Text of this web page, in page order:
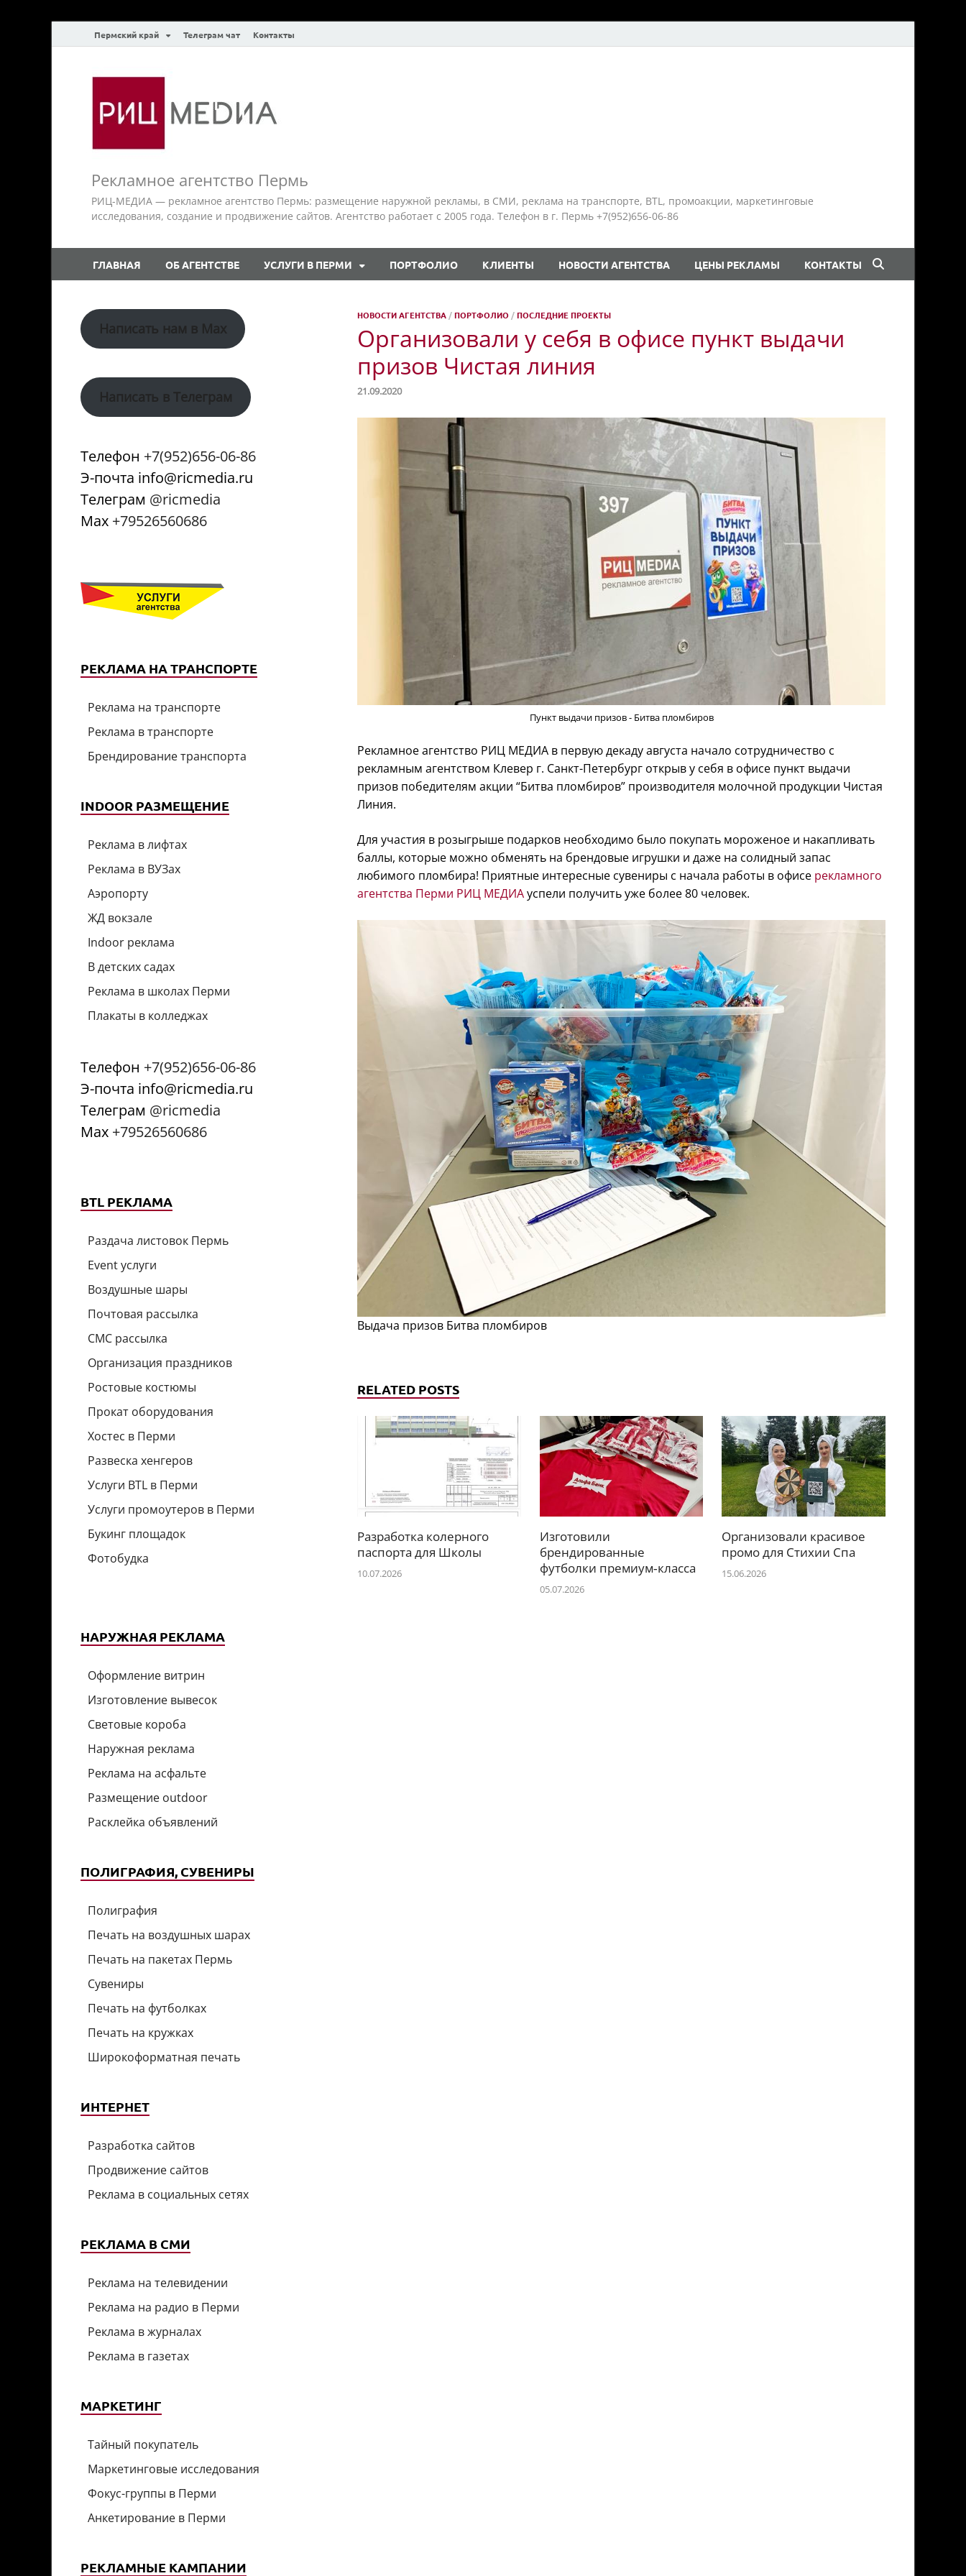
Пермский край Телеграм чат Контакты
Рекламное агентство Пермь
РИЦ-МЕДИА — рекламное агентство Пермь: размещение наружной рекламы, в СМИ, реклама на транспорте, BTL, промоакции, маркетинговые
исследования, создание и продвижение сайтов. Агентство работает с 2005 года. Телефон в г. Пермь +7(952)656-06-86
ГЛАВНАЯ ОБ АГЕНТСТВЕ УСЛУГИ В ПЕРМИ ПОРТФОЛИО КЛИЕНТЫ НОВОСТИ АГЕНТСТВА ЦЕНЫ РЕКЛАМЫ КОНТАКТЫ
НОВОСТИ АГЕНТСТВА /ПОРТФОЛИО /ПОСЛЕДНИЕ ПРОЕКТЫ
Организовали у себя в офисе пункт выдачи
призов Чистая линия
21.09.2020
Пункт выдачи призов - Битва пломбиров
Рекламное агентство РИЦ МЕДИА в первую декаду августа начало сотрудничество с
рекламным агентством Клевер г. Санкт-Петербург открыв у себя в офисе пункт выдачи
призов победителям акции “Битва пломбиров” производителя молочной продукции Чистая
Линия.
Для участия в розыгрыше подарков необходимо было покупать мороженое и накапливать
баллы, которые можно обменять на брендовые игрушки и даже на солидный запас
любимого пломбира! Приятные интересные сувениры с начала работы в офисе рекламного
агентства Перми РИЦ МЕДИАуспели получить уже более 80 человек.
Выдача призов Битва пломбиров
RELATED POSTS
Разработка колерного
паспорта для Школы
10.07.2026
Изготовили
брендированные
футболки премиум‑класса
05.07.2026
Организовали красивое
промо для Стихии Спа
15.06.2026
Написать нам в Max
Написать в Телеграм
Телефон +7(952)656-06-86
Э-почта info@ricmedia.ru
Телеграм @ricmedia
Мах +79526560686
РЕКЛАМА НА ТРАНСПОРТЕ
Реклама на транспорте
Реклама в транспорте
Брендирование транспорта
INDOOR РАЗМЕЩЕНИЕ
Реклама в лифтах
Реклама в ВУЗах
Аэропорту
ЖД вокзале
Indoor реклама
В детских садах
Реклама в школах Перми
Плакаты в колледжах
Телефон +7(952)656-06-86
Э-почта info@ricmedia.ru
Телеграм @ricmedia
Мах +79526560686
BTL РЕКЛАМА
Раздача листовок Пермь
Event услуги
Воздушные шары
Почтовая рассылка
СМС рассылка
Организация праздников
Ростовые костюмы
Прокат оборудования
Хостес в Перми
Развеска хенгеров
Услуги BTL в Перми
Услуги промоутеров в Перми
Букинг площадок
Фотобудка
НАРУЖНАЯ РЕКЛАМА
Оформление витрин
Изготовление вывесок
Световые короба
Наружная реклама
Реклама на асфальте
Размещение outdoor
Расклейка объявлений
ПОЛИГРАФИЯ, СУВЕНИРЫ
Полиграфия
Печать на воздушных шарах
Печать на пакетах Пермь
Сувениры
Печать на футболках
Печать на кружках
Широкоформатная печать
ИНТЕРНЕТ
Разработка сайтов
Продвижение сайтов
Реклама в социальных сетях
РЕКЛАМА В СМИ
Реклама на телевидении
Реклама на радио в Перми
Реклама в журналах
Реклама в газетах
МАРКЕТИНГ
Тайный покупатель
Маркетинговые исследования
Фокус-группы в Перми
Анкетирование в Перми
РЕКЛАМНЫЕ КАМПАНИИ